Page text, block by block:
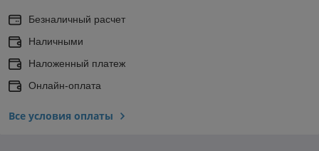
Безналичный расчет
Наличными
Наложенный платеж
Онлайн-оплата
Все условия оплаты